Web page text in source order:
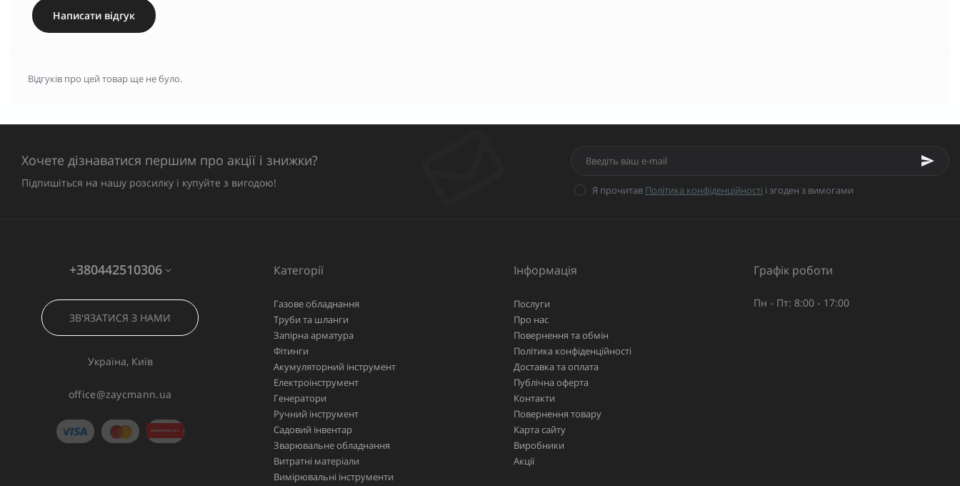
Написати відгук
Відгуків про цей товар ще не було.
Хочете дізнаватися першим про акції і знижки?
Підпишіться на нашу розсилку і купуйте з вигодою!
Я прочитав Політика конфіденційності і згоден з вимогами
+380442510306
ЗВ'ЯЗАТИСЯ З НАМИ
Україна, Київ
office@zaycmann.ua
Категорії
Газове обладнання
Труби та шланги
Запірна арматура
Фітинги
Акумуляторний інструмент
Електроінструмент
Генератори
Ручний інструмент
Садовий інвентар
Зварювальне обладнання
Витратні матеріали
Вимірювальні інструменти
Інформація
Послуги
Про нас
Повернення та обмін
Політика конфіденційності
Доставка та оплата
Публічна оферта
Контакти
Повернення товару
Карта сайту
Виробники
Акції
Графік роботи
Пн - Пт: 8:00 - 17:00